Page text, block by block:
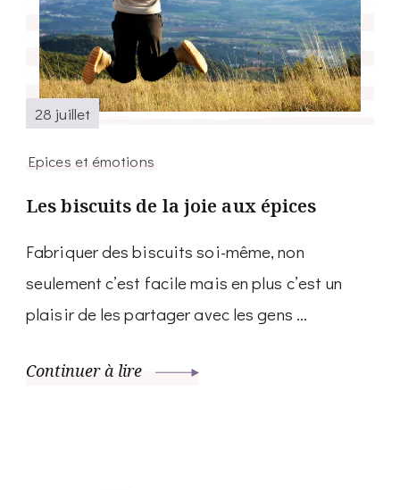
28 juillet
Epices et émotions
Les biscuits de la joie aux épices
Fabriquer des biscuits soi-même, non
seulement c’est facile mais en plus c’est un
plaisir de les partager avec les gens …
Continuer à lire